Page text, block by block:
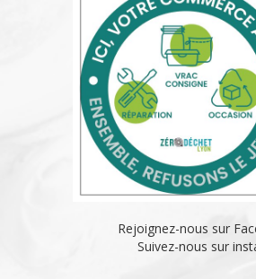
Rejoignez-nous sur
Suivez-nous sur